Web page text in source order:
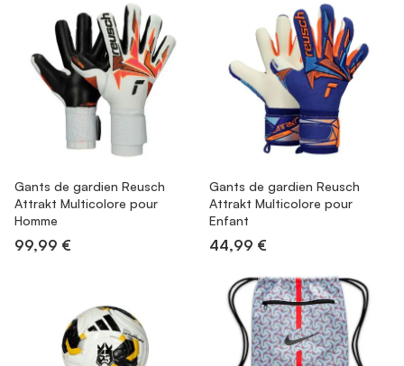
Gants de gardien Reusch
Attrakt Multicolore pour
Homme
99,99 €
Gants de gardien Reusch
Attrakt Multicolore pour
Enfant
44,99 €